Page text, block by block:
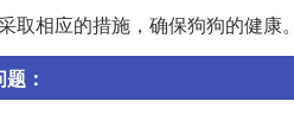
取相应的措施，确保狗狗的健康。
：